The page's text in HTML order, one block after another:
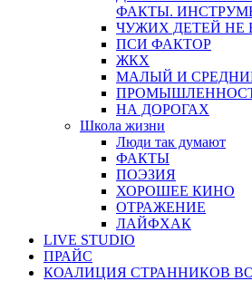
ФАКТЫ.
ЧУЖИХ ДЕТЕЙ НЕ
ПСИ ФАКТОР
ЖКХ
МАЛЫЙ И
НА ДОРОГАХ
Школа жизни
Люди так думают
ФАКТЫ
ПОЭЗИЯ
ХОРОШЕЕ КИНО
ОТРАЖЕНИЕ
ЛАЙФХАК
LIVE STUDIO
ПРАЙС
КОАЛИЦИЯ СТРАННИКОВ